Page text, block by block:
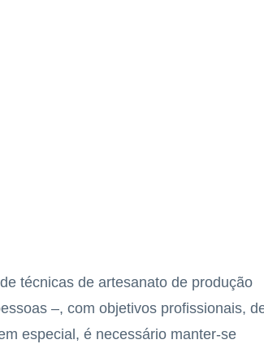
técnicas de artesanato de produção
–, com objetivos profissionais,
especial, é necessário manter-se